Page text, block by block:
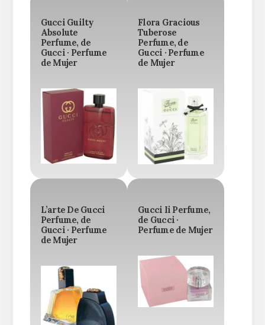
Gucci Guilty
Absolute
Perfume, de
Gucci · Perfume
de Mujer
Flora Gracious
Tuberose
Perfume, de
Gucci · Perfume
de Mujer
L’arte De Gucci
Perfume, de
Gucci · Perfume
de Mujer
Gucci Ii Perfume,
de Gucci ·
Perfume de Mujer